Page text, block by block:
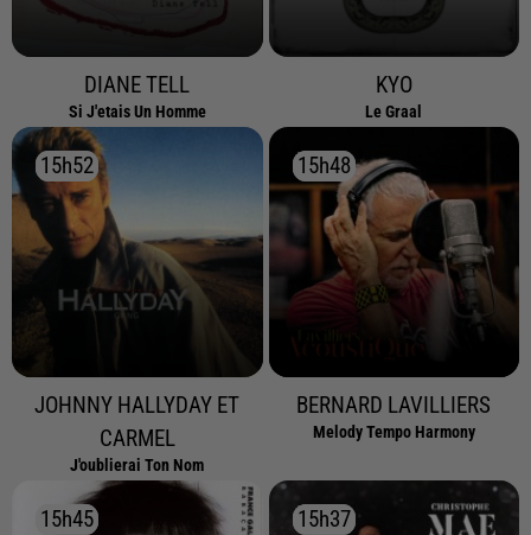
DIANE TELL
Si J'etais Un Homme
KYO
Le Graal
15h52
15h52
JOHNNY HALLYDAY ET
CARMEL
J'oublierai Ton Nom
15h48
15h48
BERNARD LAVILLIERS
Melody Tempo Harmony
15h45
15h45 15h37
15h37